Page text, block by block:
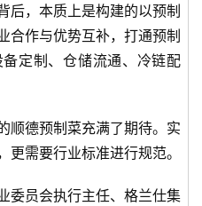
后，本质上是构建的以预制
合作与优势互补，打通预制
定制、仓储流通、冷链配
顺德预制菜充满了期待。实
需要行业标准进行规范。
委员会执行主任、格兰仕集